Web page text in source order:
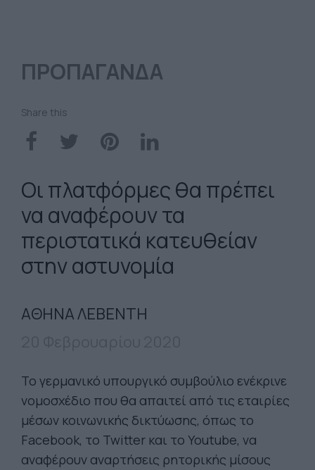
ΠΡΟΠΑΓΑΝΔΑ
Share this
Οι πλατφόρμες θα πρέπει
να αναφέρουν τα
περιστατικά κατευθείαν
στην αστυνομία
ΑΘΗΝΑ ΛΕΒΕΝΤΗ
Το γερμανικό υπουργικό συμβούλιο ενέκρινε
νομοσχέδιο που θα απαιτεί από τις εταιρίες
μέσων κοινωνικής δικτύωσης, όπως το
Facebook, το Twitter και το Youtube, να
αναφέρουν αναρτήσεις ρητορικής μίσους